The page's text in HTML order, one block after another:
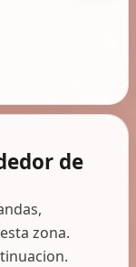
de
zona.